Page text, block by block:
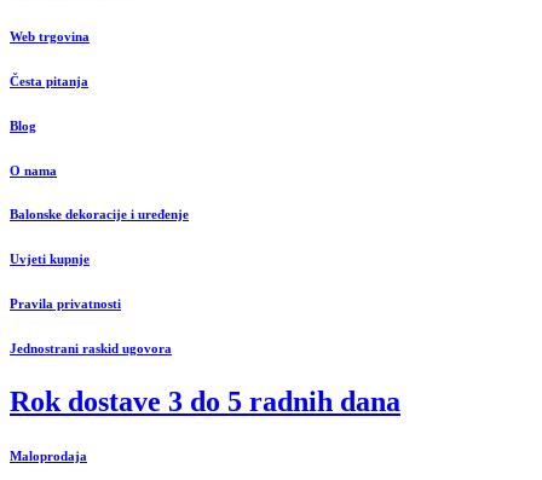
Web trgovina
Česta pitanja
Blog
O nama
Balonske dekoracije i uređenje
Uvjeti kupnje
Pravila privatnosti
Jednostrani raskid ugovora
Rok dostave 3 do 5 radnih dana
Maloprodaja